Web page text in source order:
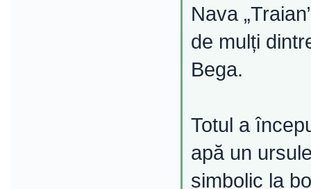
Nava
de mulți
Bega.
Totul a
apă un
simbolic la